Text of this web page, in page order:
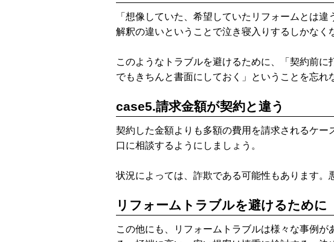
「想像していた、希望していたリフォームとは
解釈の違いということで泣き寝入りするしかなく
このようなトラブルを避けるために、「契約前
でもきちんと書面にしておく」ということを忘れ
case5.請求金額が契約と違う
契約した金額よりも多額の費用を請求されるケ
口に相談するようにしましょう。
状況によっては、詐欺である可能性もあります。
リフォームトラブルを避けるために
この他にも、リフォームトラブルは様々な事例